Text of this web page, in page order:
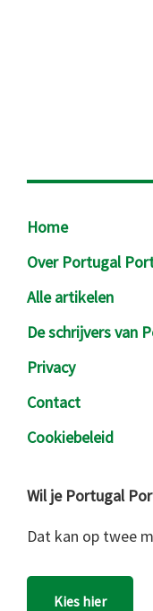
Footer
Home
Over Portugal
Alle artikelen
De schrijvers van
Privacy
Contact
Cookiebeleid
Wil je Portugal
Dat kan op twee
Kies hier